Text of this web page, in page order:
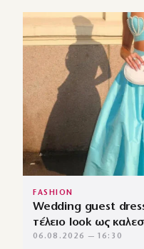
FASHION
Wedding guest
τέλειο look ως
06.08.2026 — 16:30